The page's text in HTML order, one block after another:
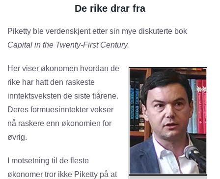
De rike drar fra
Piketty ble verdenskjent etter sin mye diskuterte bok
Capital in the Twenty-First Century.
Her viser økonomen hvordan de
rike har hatt den raskeste
inntektsveksten de siste tiårene.
Deres formuesinntekter vokser
nå raskere enn økonomien for
øvrig.
I motsetning til de fleste
økonomer tror ikke Piketty på at